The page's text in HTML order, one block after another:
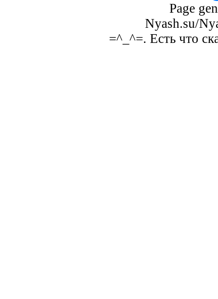
Page
Nyash.su/
=^_^=. Есть что